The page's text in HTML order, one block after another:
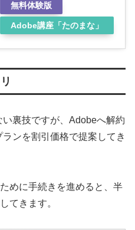
無料体験版
Adobe講座「たのまな」
裏技ですが、Adobeへ解約
ンを割引価格で提案してき
めに手続きを進めると、半
てきます。